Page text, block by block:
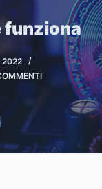
funziona
2022